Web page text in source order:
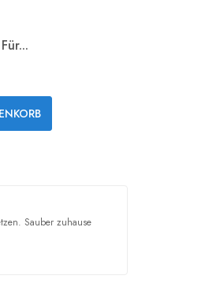
Sauber zuhause